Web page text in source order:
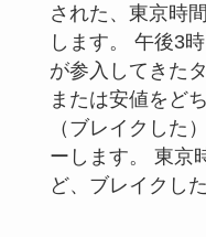
された、東京時
します。 午後3
が参入してきた
または安値をど
（ブレイクした
ーします。 東京
ど、ブレイクし